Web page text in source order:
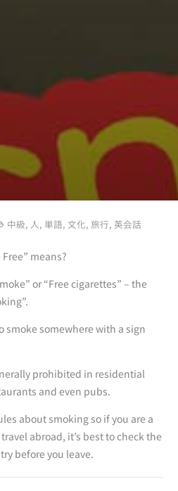
中級, 人, 単語, 文化, 旅行, 英会話
means?
or “Free cigarettes” – the
smoke somewhere with a sign
prohibited in residential
and even pubs.
about smoking so if you are a
abroad, it’s best to check the
before you leave.